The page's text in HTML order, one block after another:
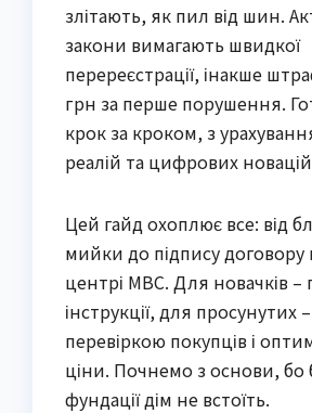
злітають, як пил від шин.
закони вимагають швидкої
перереєстрації, інакше
грн за перше порушення.
крок за кроком, з
реалій та цифрових новацій
Цей гайд охоплює все: від
мийки до підпису договору
центрі МВС. Для новачків –
інструкції, для просунутих
перевіркою покупців і
ціни. Почнемо з основи, бо
фундації дім не встоїть.